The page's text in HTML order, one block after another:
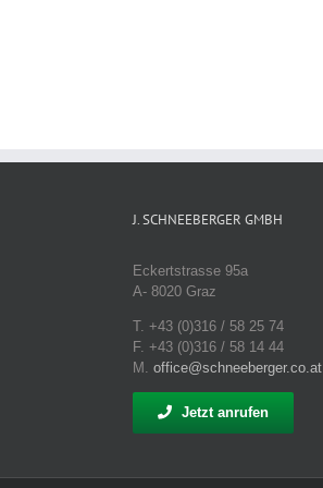
J. SCHNEEBERGER GMBH
Eckertstrasse 95a
A- 8020 Graz
T. +43 (0)316 / 58 25 74
F. +43 (0)316 / 58 14 44
M. office@schneeberger.co.at
Jetzt anrufen